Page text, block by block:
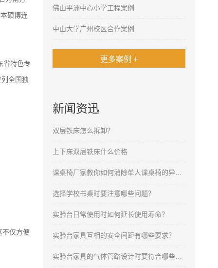
硕博连
省特色专
全国独
仅方便
佛山平洲中心小学工程案例
中山大学广州校区合作案例
更多案例 +
新闻资迅
双层铁床怎么拆卸？
上下床双层铁床什么价格
选择学校书桌时要注意哪些问题？
实验台日常使用时如何延长使用寿命？
实验台家具互相的安全间距有哪些要求？